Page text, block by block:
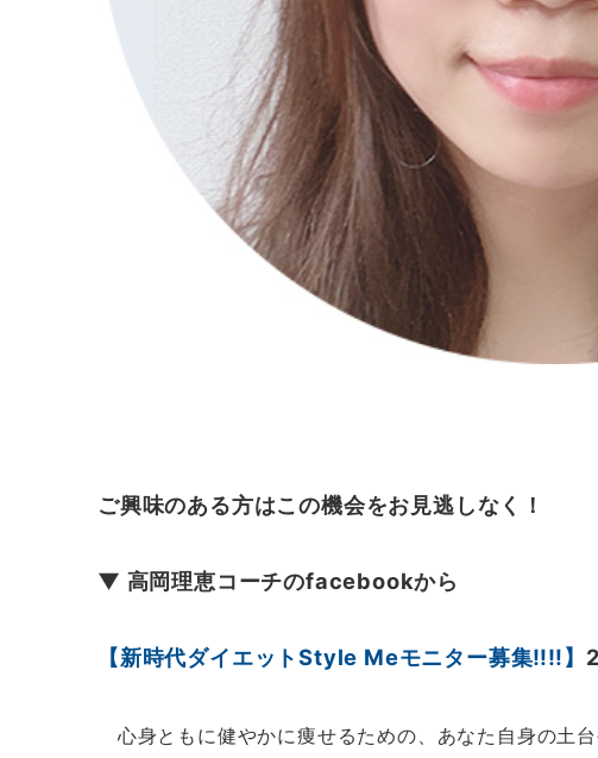
ご興味のある方はこの機会をお見逃しなく！
▼ 高岡理恵コーチのfacebookから
【新時代ダイエットStyle Meモニター募集‼︎‼︎】
心身ともに健やかに痩せるための、あなた自身の土台